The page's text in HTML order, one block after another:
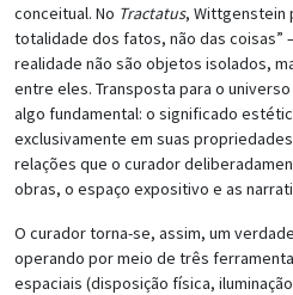
conceitual. No Tractatus, Wittgenstein
totalidade dos fatos, não das coisas”
realidade não são objetos isolados,
entre eles. Transposta para o
algo fundamental: o significado
exclusivamente em suas
relações que o curador
obras, o espaço expositivo e as
O curador torna-se, assim, um
operando por meio de três
espaciais (disposição física,